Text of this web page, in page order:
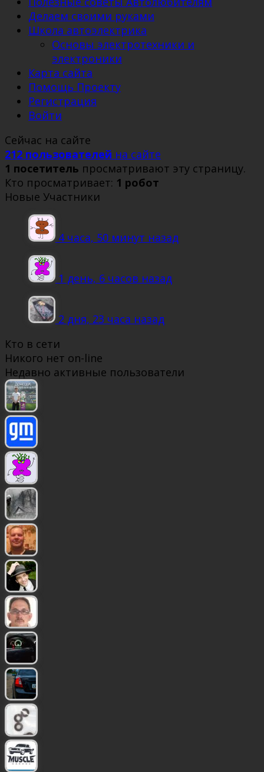
Делаем своими руками
Школа автоэлектрика
Основы электротехники и
электроники
Карта сайта
Помощь Проекту
Регистрация
Войти
Сейчас на сайте
212 пользователей на сайте
1 посетитель просматривают эту страницу.
Кто просматривает: 1 робот
Новые Участники
4 часа, 50 минут назад
1 день, 6 часов назад
2 дня, 23 часа назад
Кто в сети
Никого нет on-line
Недавно активные пользователи